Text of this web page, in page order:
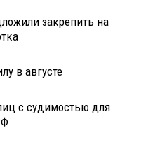
закрепить на
в августе
с судимостью для